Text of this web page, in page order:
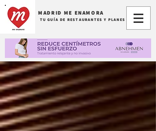
MADRID ME ENAMORA
TU GUÍA DE RESTAURANTES Y PLANES